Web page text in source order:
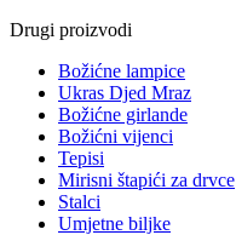
Drugi proizvodi
Božićne lampice
Ukras Djed Mraz
Božićne girlande
Božićni vijenci
Tepisi
Mirisni štapići za drvce
Stalci
Umjetne biljke